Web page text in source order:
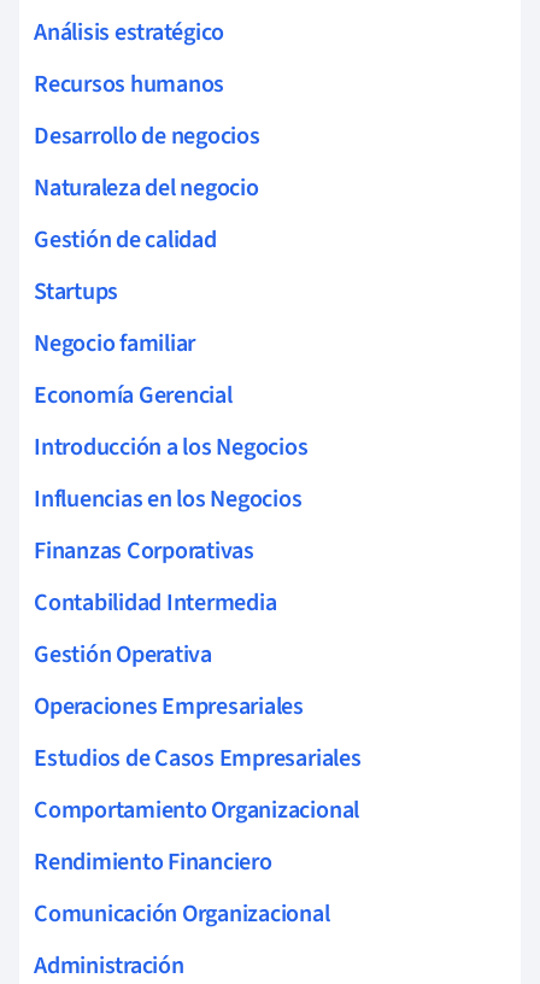
Análisis estratégico
Recursos humanos
Desarrollo de negocios
Naturaleza del negocio
Gestión de calidad
Startups
Negocio familiar
Economía Gerencial
Introducción a los Negocios
Influencias en los Negocios
Finanzas Corporativas
Contabilidad Intermedia
Gestión Operativa
Operaciones Empresariales
Estudios de Casos Empresariales
Comportamiento Organizacional
Rendimiento Financiero
Comunicación Organizacional
Administración